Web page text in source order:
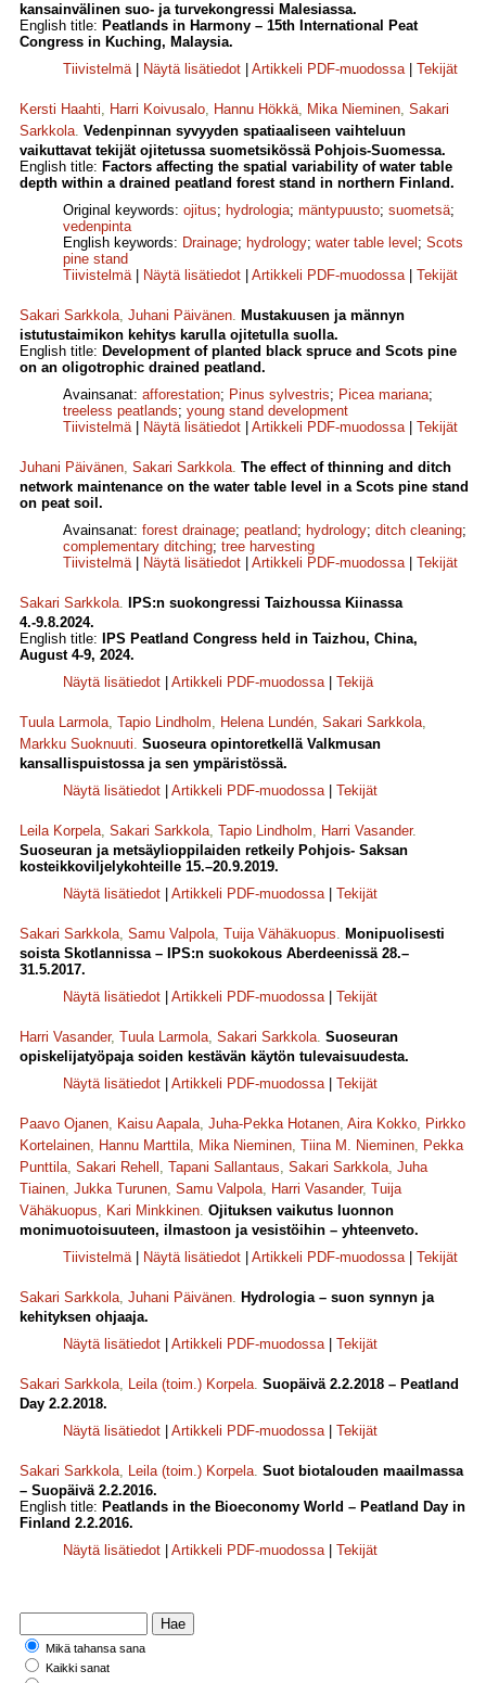
kansainvälinen suo- ja turvekongressi Malesiassa.
English title: Peatlands in Harmony – 15th International Peat
Congress in Kuching, Malaysia.
Tiivistelmä| Näytä lisätiedot Artikkeli PDF-muodossa| Tekijät
Kersti Haahti, Harri Koivusalo, Hannu Hökkä, Mika Nieminen, Sakari
Sarkkola. Vedenpinnan syvyyden spatiaaliseen vaihteluun
vaikuttavat tekijät ojitetussa suometsikössä Pohjois-Suomessa.
English title: Factors affecting the spatial variability of water table
depth within a drained peatland forest stand in northern Finland.
Original keywords: ojitus; hydrologia; mäntypuusto; suometsä;
vedenpinta
English keywords: Drainage; hydrology; water table level ; Scots
pine stand
Tiivistelmä| Näytä lisätiedot Artikkeli PDF-muodossa| Tekijät
Sakari Sarkkola, Juhani Päivänen. Mustakuusen ja männyn
istutustaimikon kehitys karulla ojitetulla suolla.
English title: Development of planted black spruce and Scots pine
on an oligotrophic drained peatland.
Avainsanat: afforestation; Pinus sylvestris; Picea mariana;
treeless peatlands; young stand development
Tiivistelmä| Näytä lisätiedot Artikkeli PDF-muodossa| Tekijät
Juhani Päivänen, Sakari Sarkkola. The effect of thinning and ditch
network maintenance on the water table level in a Scots pine stand
on peat soil.
Avainsanat: forest drainage; peatland; hydrology; ditch cleaning;
complementary ditching; tree harvesting
Tiivistelmä| Näytä lisätiedot Artikkeli PDF-muodossa| Tekijät
Sakari Sarkkola.
IPS:n suokongressi Taizhoussa Kiinassa
4.-9.8.2024.
English title:
IPS Peatland Congress held in Taizhou, China,
August 4-9, 2024.
Näytä lisätiedot
Artikkeli PDF-muodossa| Tekijä
Tuula Larmola, Tapio Lindholm, Helena Lundén, Sakari Sarkkola,
Markku Suoknuuti. Suoseura opintoretkellä Valkmusan
kansallispuistossa ja sen ympäristössä.
Näytä lisätiedot
Artikkeli PDF-muodossa| Tekijät
Leila Korpela, Sakari Sarkkola, Tapio Lindholm, Harri Vasander.
Suoseuran ja metsäylioppilaiden retkeily Pohjois- Saksan
kosteikkoviljelykohteille 15.–20.9.2019.
Näytä lisätiedot
Artikkeli PDF-muodossa| Tekijät
Sakari Sarkkola, Samu Valpola, Tuija Vähäkuopus. Monipuolisesti
soista Skotlannissa – IPS:n suokokous Aberdeenissä 28.–
31.5.2017.
Näytä lisätiedot
Artikkeli PDF-muodossa| Tekijät
Harri Vasander, Tuula Larmola, Sakari Sarkkola. Suoseuran
opiskelijatyöpaja soiden kestävän käytön tulevaisuudesta.
Näytä lisätiedot
Artikkeli PDF-muodossa| Tekijät
Paavo Ojanen, Kaisu Aapala, Juha-Pekka Hotanen, Aira Kokko, Pirkko
Kortelainen, Hannu Marttila, Mika Nieminen, Tiina M. Nieminen, Pekka
Punttila, Sakari Rehell , Tapani Sallantaus, Sakari Sarkkola, Juha
Tiainen, Jukka Turunen, Samu Valpola, Harri Vasander, Tuija
Vähäkuopus, Kari Minkkinen. Ojituksen vaikutus luonnon
monimuotoisuuteen, ilmastoon ja vesistöihin – yhteenveto.
Tiivistelmä| Näytä lisätiedot Artikkeli PDF-muodossa| Tekijät
Sakari Sarkkola, Juhani Päivänen. Hydrologia – suon synnyn ja
kehityksen ohjaaja.
Näytä lisätiedot
Artikkeli PDF-muodossa| Tekijät
Sakari Sarkkola, Leila (toim.) Korpela. Suopäivä 2.2.2018 – Peatland
Day 2.2.2018.
Näytä lisätiedot
Artikkeli PDF-muodossa| Tekijät
Sakari Sarkkola, Leila (toim.) Korpela. Suot biotalouden maailmassa
– Suopäivä 2.2.2016.
English title: Peatlands in the Bioeconomy World – Peatland Day in
Finland 2.2.2016.
Näytä lisätiedot
Artikkeli PDF-muodossa| Tekijät
Mikä tahansa sana
Kaikki sanat